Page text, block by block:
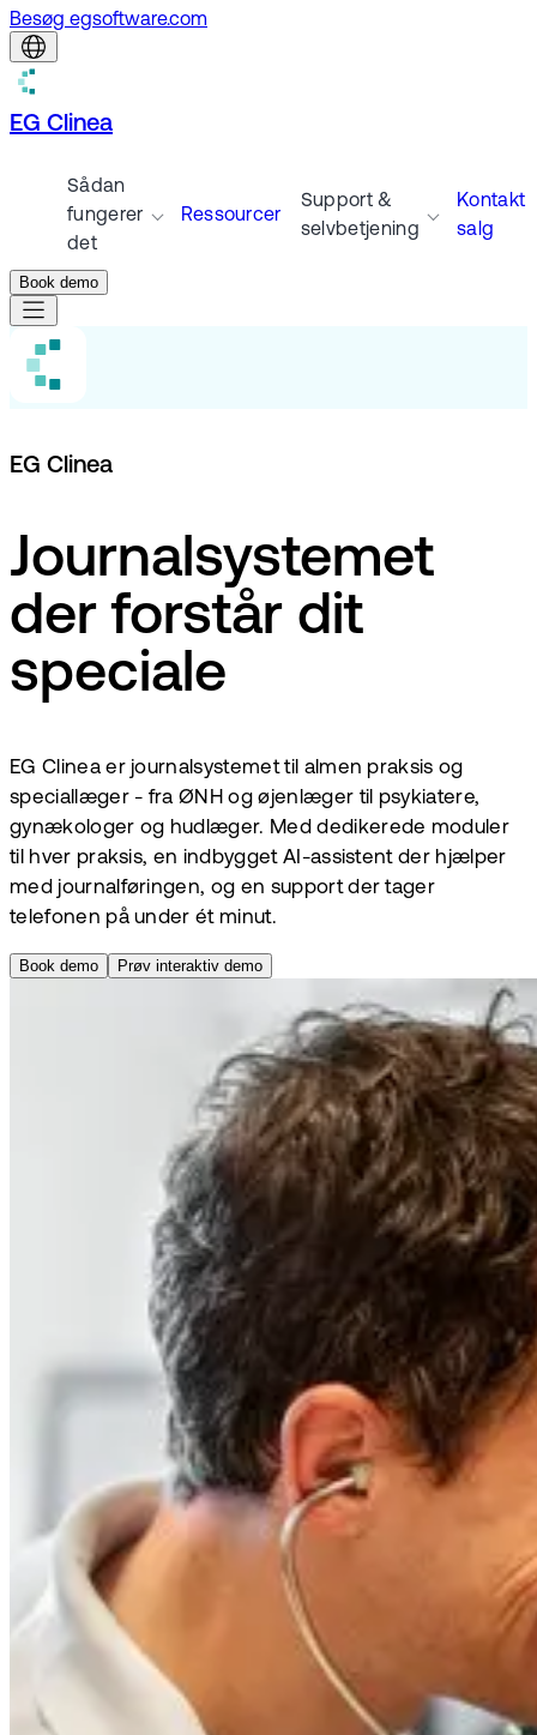
Besøg egsoftware.com
EG Clinea
Sådan
fungerer
det
Ressourcer
Support &
selvbetjening
Kontakt
salg
Book demo
EG Clinea
Journalsystemet
der forstår dit
speciale
EG Clinea er journalsystemet til almen praksis og
speciallæger - fra ØNH og øjenlæger til psykiatere,
gynækologer og hudlæger. Med dedikerede moduler
til hver praksis, en indbygget AI-assistent der hjælper
med journalføringen, og en support der tager
telefonen på under ét minut.
Book demo Prøv interaktiv demo